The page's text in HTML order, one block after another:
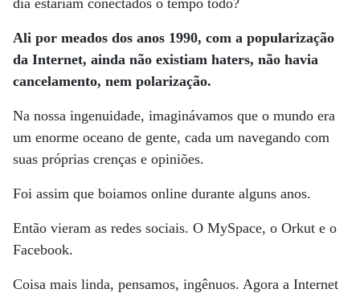
dia estariam conectados o tempo todo?
Ali por meados dos anos 1990, com a popularização
da Internet, ainda não existiam haters, não havia
cancelamento, nem polarização.
Na nossa ingenuidade, imaginávamos que o mundo era
um enorme oceano de gente, cada um navegando com
suas próprias crenças e opiniões.
Foi assim que boiamos online durante alguns anos.
Então vieram as redes sociais. O MySpace, o Orkut e o
Facebook.
Coisa mais linda, pensamos, ingênuos. Agora a Internet